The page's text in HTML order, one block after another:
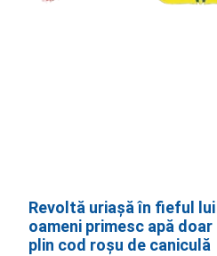
Revoltă uriașă în fieful
oameni primesc apă
plin cod roșu de caniculă